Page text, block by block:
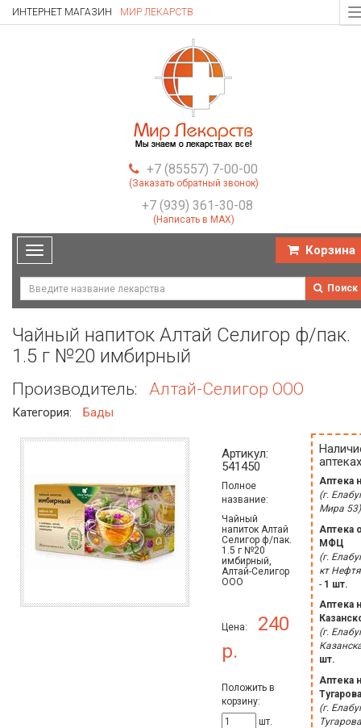
ИНТЕРНЕТ МАГАЗИН МИР ЛЕКАРСТВ
+7 (85557) 7-00-00
(Заказать обратный звонок)
+7 (939) 361-30-08
(Написать в MAX)
Toggle
navigation
Корзина
Поиск
Чайный напиток Алтай Селигор ф/пак.
1.5 г №20 имбирный
Производитель: Алтай-Селигор ООО
Категория: Бады
Артикул:
541450
Полное
название:
Чайный
напиток Алтай
Селигор ф/пак.
1.5 г №20
имбирный,
Алтай-Селигор
ООО
Цена:
240
р.
Положить в
корзину:
шт.
Аптека
(г.
Мира 53)
Аптека
МФЦ
(г.
кт
- 1 шт.
Аптека
(г.
шт.
Аптека
Тугарова
(г.